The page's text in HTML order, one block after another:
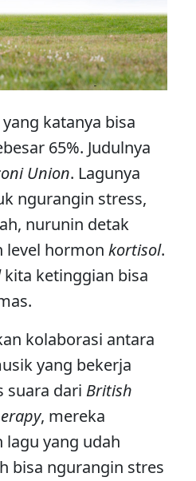
katanya bisa
65%. Judulnya
Union. Lagunya
ngurangin stress,
nurunin detak
level hormon kortisol.
kita ketinggian bisa
kolaborasi antara
yang bekerja
suara dari British
, mereka
lagu yang udah
bisa ngurangin stres